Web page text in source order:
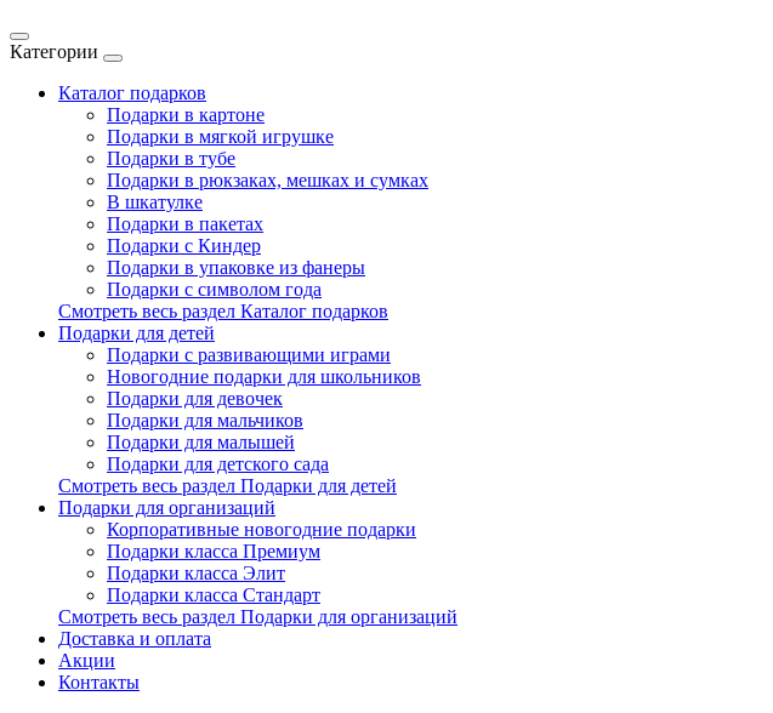
Категории
Каталог подарков
Подарки в картоне
Подарки в мягкой игрушке
Подарки в тубе
Подарки в рюкзаках, мешках и сумках
В шкатулке
Подарки в пакетах
Подарки с Киндер
Подарки в упаковке из фанеры
Подарки с символом года
Смотреть весь раздел Каталог подарков
Подарки для детей
Подарки с развивающими играми
Новогодние подарки для школьников
Подарки для девочек
Подарки для мальчиков
Подарки для малышей
Подарки для детского сада
Смотреть весь раздел Подарки для детей
Подарки для организаций
Корпоративные новогодние подарки
Подарки класса Премиум
Подарки класса Элит
Подарки класса Стандарт
Смотреть весь раздел Подарки для организаций
Доставка и оплата
Акции
Контакты